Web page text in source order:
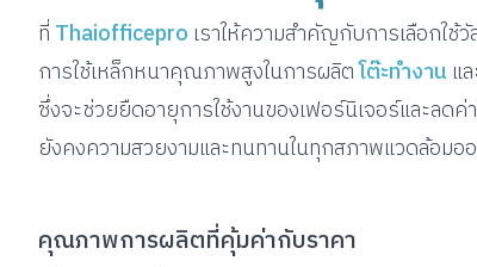
ที่ Thaiofficepro เราให้ความสำคัญกับการเลือกใ
การใช้เหล็กหนาคุณภาพสูงในการผลิตโต๊ะทำงาน แ
ซึ่งจะช่วยยืดอายุการใช้งานของเฟอร์นิเจอร์และลด
ยังคงความสวยงามและทนทานในทุกสภาพแวดล้อม
คุณภาพการผลิตที่คุ้มค่ากับราคา